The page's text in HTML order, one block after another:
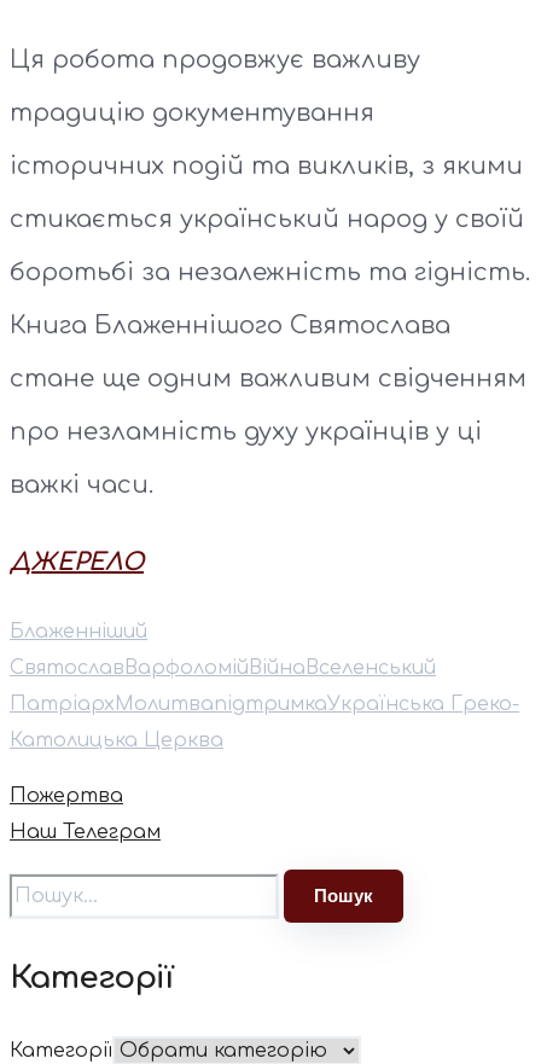
Ця робота продовжує важливу
традицію документування
історичних подій та викликів, з якими
стикається український народ у своїй
боротьбі за незалежність та гідність.
Книга Блаженнішого Святослава
стане ще одним важливим свідченням
про незламність духу українців у ці
важкі часи.
ДЖЕРЕЛО
Блаженніший
Святослав Варфоломій Війна Вселенський
Патріарх МолитвапідтримкаУкраїнська Греко-
Католицька Церква
Пожертва
Наш Телеграм
Категорії
Категорії